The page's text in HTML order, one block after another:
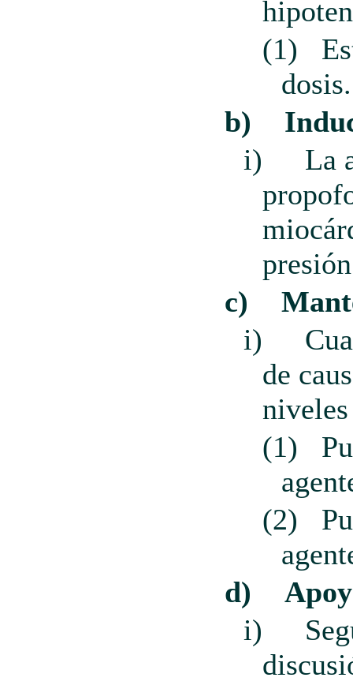
(1)
dosis.
b)
i)
La
c)
i)
de
(1)
(2)
d)
i)